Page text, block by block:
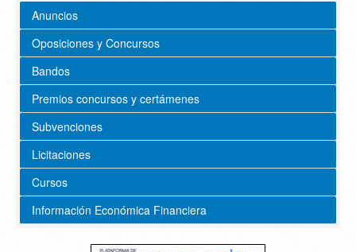
Anuncios
Oposiciones y Concursos
Bandos
Premios concursos y certámenes
Subvenciones
Licitaciones
Cursos
Información Económica Financiera